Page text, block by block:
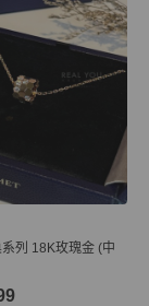
列 18K玫瑰金 (中